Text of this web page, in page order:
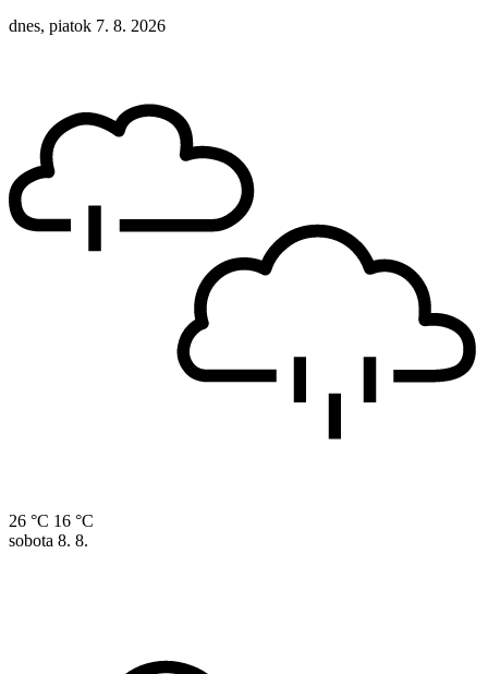
dnes, piatok 7. 8. 2026
26 °C 16 °C
sobota 8. 8.